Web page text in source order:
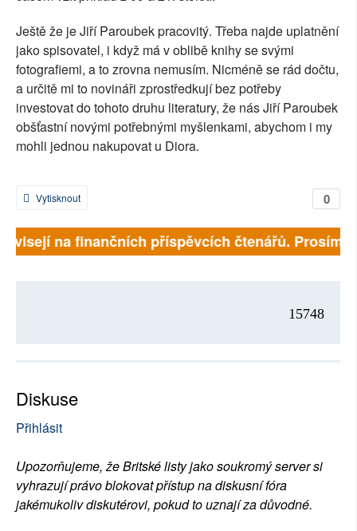
Ještě že je Jiří Paroubek pracovitý. Třeba najde uplatnění
jako spisovatel, i když má v oblibě knihy se svými
fotografiemi, a to zrovna nemusím. Nicméně se rád dočtu,
a určitě mi to novináři zprostředkují bez potřeby
investovat do tohoto druhu literatury, že nás Jiří Paroubek
obšťastní novými potřebnými myšlenkami, abychom i my
mohli jednou nakupovat u Diora.
0
Vytisknout
na finančních příspěvcích čtenářů. Prosíme,
15748
Diskuse
Přihlásit
Upozorňujeme, že Britské listy jako soukromý server si
vyhrazují právo blokovat přístup na diskusní fóra
jakémukoliv diskutérovi, pokud to uznají za důvodné.